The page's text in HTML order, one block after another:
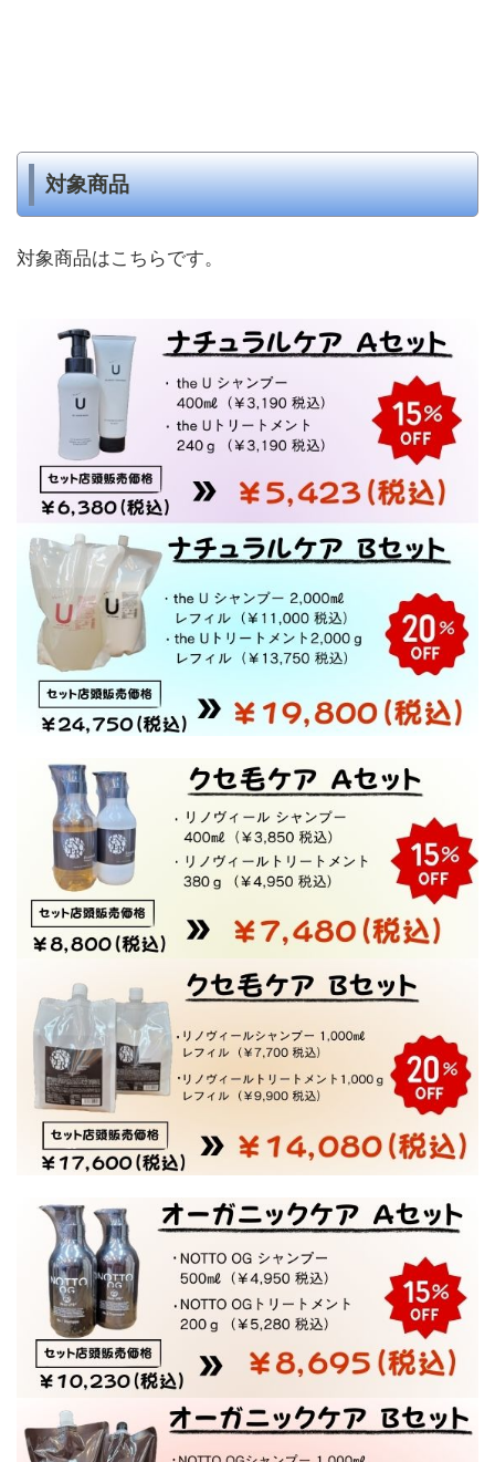
対象商品
対象商品はこちらです。